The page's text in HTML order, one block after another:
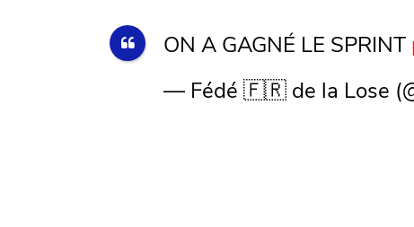
ON A GAGNÉ LE SPRINT
— Fédé 🇫🇷 de la Lose